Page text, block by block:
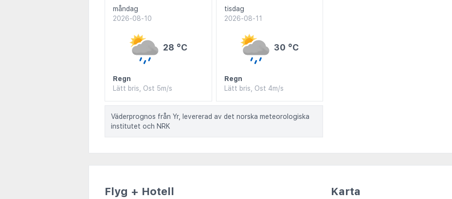
måndag
2026-08-10
28 °C
Regn
Lätt bris, Ost 5m/s
tisdag
2026-08-11
30 °C
Regn
Lätt bris, Ost 4m/s
Väderprognos från Yr, levererad av det norska meteorologiska
institutet och NRK
Flyg + Hotell Karta